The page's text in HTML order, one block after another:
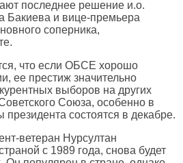
последнее решение и.о.
Бакиева и вице-премьера
соперника,
что если ОБСЕ хорошо
ее престиж значительно
выборов на других
Союза, особенно в
президента состоятся в декабре.
ветеран Нурсултан
с 1989 года, снова будет